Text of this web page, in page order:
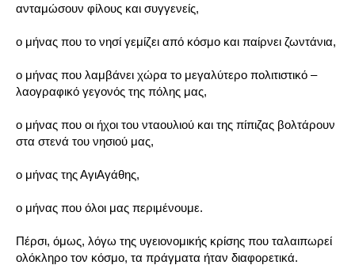
ανταμώσουν φίλους και συγγενείς,
ο μήνας που το νησί γεμίζει από κόσμο και παίρνει ζωντάνια,
ο μήνας που λαμβάνει χώρα το μεγαλύτερο πολιτιστικό –
λαογραφικό γεγονός της πόλης μας,
ο μήνας που οι ήχοι του νταουλιού και της πίπιζας βολτάρουν
στα στενά του νησιού μας,
ο μήνας της ΑγιΑγάθης,
ο μήνας που όλοι μας περιμένουμε.
Πέρσι, όμως, λόγω της υγειονομικής κρίσης που ταλαιπωρεί
ολόκληρο τον κόσμο, τα πράγματα ήταν διαφορετικά.